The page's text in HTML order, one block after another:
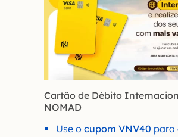
Cartão de Débito
NOMAD
Use o cupom VNV40 para